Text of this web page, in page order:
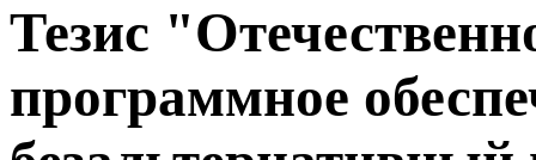
Тезис
программное